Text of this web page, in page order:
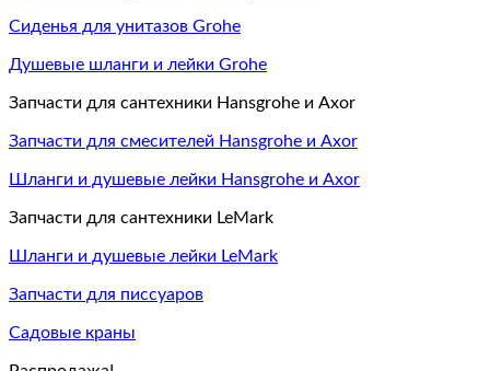
Сиденья для унитазов Grohe
Душевые шланги и лейки Grohe
Запчасти для сантехники Hansgrohe и Axor
Запчасти для смесителей Hansgrohe и Axor
Шланги и душевые лейки Hansgrohe и Axor
Запчасти для сантехники LeMark
Шланги и душевые лейки LeMark
Запчасти для писсуаров
Садовые краны